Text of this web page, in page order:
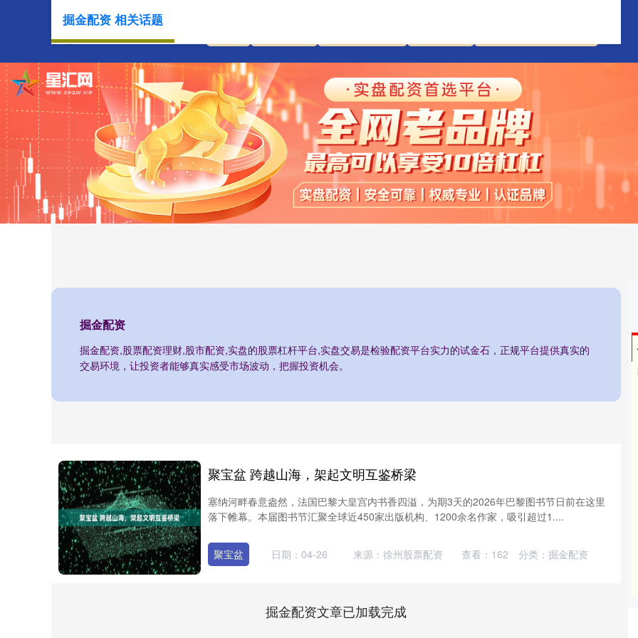
掘金配资
掘金配资,股票配资理财,股市配资,实盘的股票杠杆平台,实盘交易是检验配资平台实力的试金石，正规平台提供真实的
交易环境，让投资者能够真实感受市场波动，把握投资机会。
掘金配资 相关话题
聚宝盆 跨越山海，架起文明互鉴桥梁
塞纳河畔春意盎然，法国巴黎大皇宫内书香四溢，为期3天的2026年巴黎图书节日前在这里
落下帷幕。本届图书节汇聚全球近450家出版机构、1200余名作家，吸引超过1....
聚宝盆 日期：04-26 来源：徐州股票配资 查看： 162 分类： 掘金配资
掘金配资文章已加载完成